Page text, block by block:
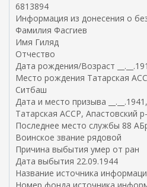
6813894
Информация из донесения о
Фамилия Фасгиев
Имя Гиляд
Отчество
Дата рождения/Возраст
Место рождения Татарская
Ситбаш
Дата и место призыва
Татарская АССР, Апастовский
Последнее место службы 88
Воинское звание рядовой
Причина выбытия умер от ран
Дата выбытия 22.09.1944
Название источника